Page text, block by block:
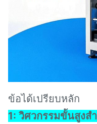
ข้อได้เปรียบหลัก
1: วิศวกรรมขั้นสูงส